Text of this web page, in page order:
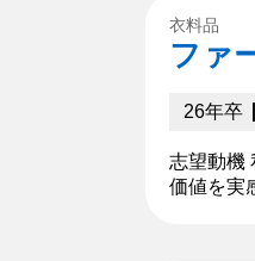
衣料品
ファ
26年卒
志望動機
価値を実